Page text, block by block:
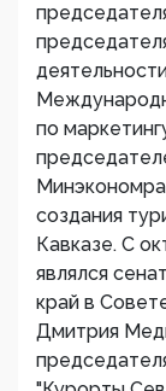
по
создания
Кавказе. С
являлся
край в
Дмитрия